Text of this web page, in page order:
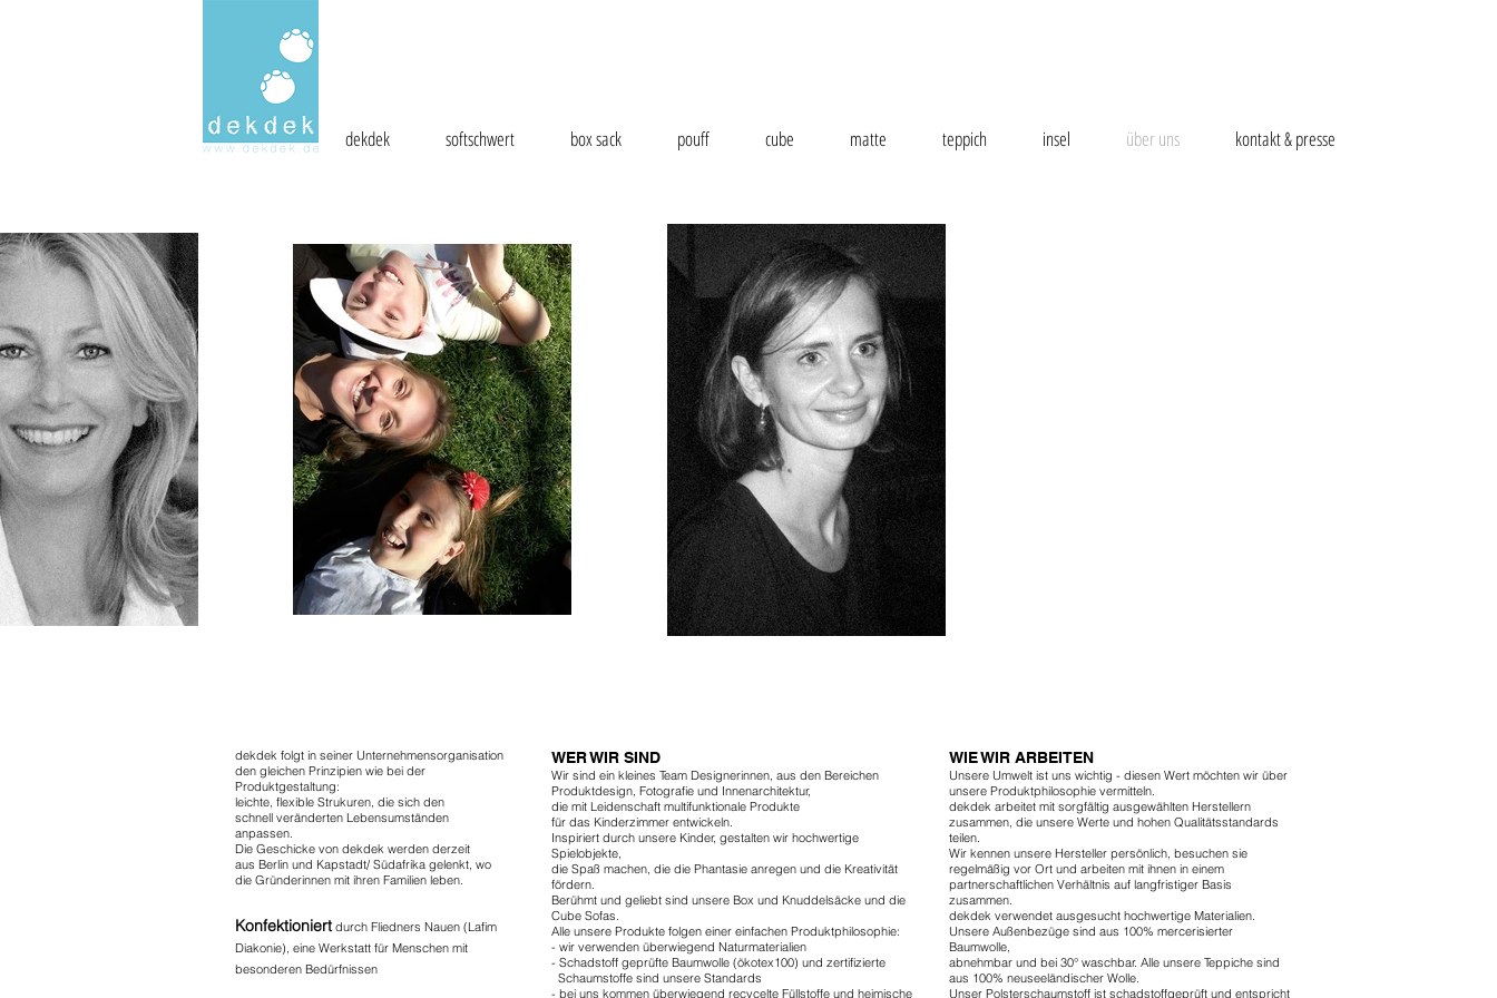
dekdek softschwert box sack pouff cube matte teppich insel über uns kontakt & presse
dekdek folgt in seiner Unternehmensorganisation
den gleichen Prinzipien wie bei der
Produktgestaltung:
leichte, flexible Strukuren, die sich den
schnell veränderten Lebensumständen
anpassen.
Die Geschicke von dekdek werden derzeit
aus Berlin und Kapstadt/ Südafrika gelenkt, wo
die Gründerinnen mit ihren Familien leben.
Konfektioniert durch Fliedners Nauen (Lafim
Diakonie), eine Werkstatt für Menschen mit
besonderen Bedürfnissen
WER WIR SIND
Wir sind ein kleines Team Designerinnen, aus den Bereichen
Produktdesign, Fotografie und Innenarchitektur,
die mit Leidenschaft multifunktionale Produkte
für das Kinderzimmer entwickeln.
Inspiriert durch unsere Kinder, gestalten wir hochwertige
Spielobjekte,
die Spaß machen, die die Phantasie anregen und die Kreativität
fördern.
Berühmt und geliebt sind unsere Box und Knuddelsäcke und die
Cube Sofas.
Alle unsere Produkte folgen einer einfachen Produktphilosophie:
- wir verwenden überwiegend Naturmaterialien
- Schadstoff geprüfte Baumwolle (ökotex100) und zertifizierte
Schaumstoffe sind unsere Standards
- bei uns kommen überwiegend recycelte Füllstoffe und heimische
WIE WIR ARBEITEN
Unsere Umwelt ist uns wichtig - diesen Wert möchten wir über
unsere Produktphilosophie vermitteln.
dekdek arbeitet mit sorgfältig ausgewählten Herstellern
zusammen, die unsere Werte und hohen Qualitätsstandards
teilen.
Wir kennen unsere Hersteller persönlich, besuchen sie
regelmäßig vor Ort und arbeiten mit ihnen in einem
partnerschaftlichen Verhältnis auf langfristiger Basis
zusammen.
dekdek verwendet ausgesucht hochwertige Materialien.
Unsere Außenbezüge sind aus 100% mercerisierter
Baumwolle,
abnehmbar und bei 30° waschbar. Alle unsere Teppiche sind
aus 100% neuseeländischer Wolle.
Unser Polsterschaumstoff ist schadstoffgeprüft und entspricht